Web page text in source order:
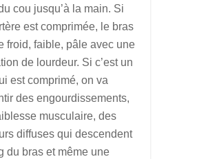
cou jusqu’à la main. Si
est comprimée, le bras
froid, faible, pâle avec une
de lourdeur. Si c’est un
est comprimé, on va
des engourdissements,
musculaire, des
diffuses qui descendent
du bras et même une